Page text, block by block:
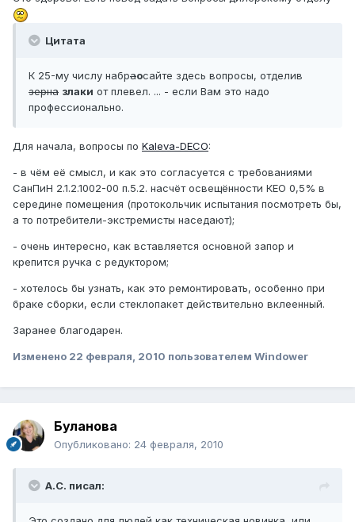
Цитата
К 25-му числу набраосайте здесь вопросы, отделив
зерна злаки от плевел. ... - если Вам это надо
профессионально.
Для начала, вопросы по Kaleva-DECO:
- в чём её смысл, и как это согласуется с требованиями
СанПиН 2.1.2.1002-00 п.5.2. насчёт освещённости КЕО 0,5% в
середине помещения (протокольчик испытания посмотреть бы,
а то потребители-экстремисты наседают);
- очень интересно, как вставляется основной запор и
крепится ручка с редуктором;
- хотелось бы узнать, как это ремонтировать, особенно при
браке сборки, если стеклопакет действительно вклеенный.
Заранее благодарен.
Изменено 22 февраля, 2010 пользователем Windower
Буланова
Опубликовано: 24 февраля, 2010
А.С. писал: